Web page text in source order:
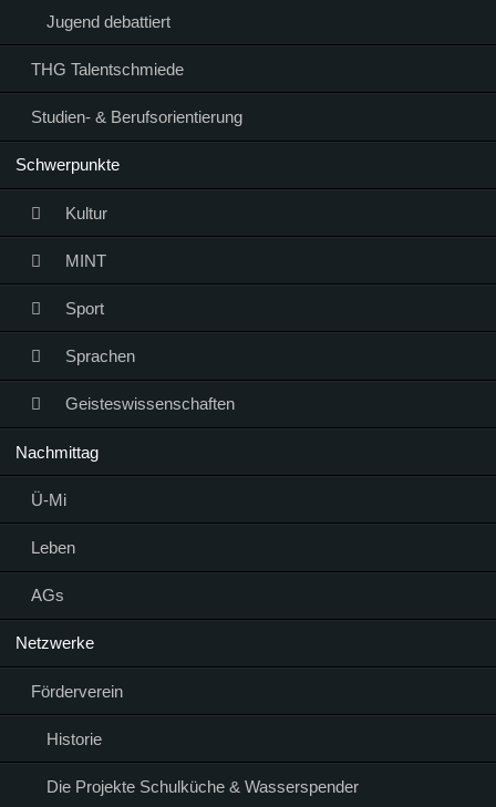
Jugend debattiert
THG Talentschmiede
Studien- & Berufsorientierung
Schwerpunkte
Kultur
MINT
Sport
Sprachen
Geisteswissenschaften
Nachmittag
Ü-Mi
Leben
AGs
Netzwerke
Förderverein
Historie
Die Projekte Schulküche & Wasserspender